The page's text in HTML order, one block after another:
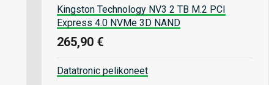
Kingston Technology NV3 2 TB M.2 PCI
Express 4.0 NVMe 3D NAND
265,90 €
Datatronic pelikoneet